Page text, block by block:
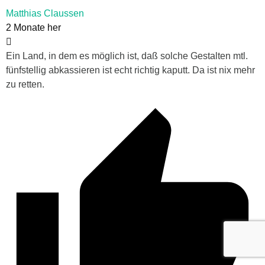
Matthias Claussen
2 Monate her
Ein Land, in dem es möglich ist, daß solche Gestalten mtl.
fünfstellig abkassieren ist echt richtig kaputt. Da ist nix mehr
zu retten.